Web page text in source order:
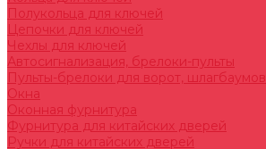
Полукольца для ключей
Цепочки для ключей
Чехлы для ключей
Автосигнализация, брелоки-пульты
Пульты-брелоки для ворот, шлагбаумов
Окна
Оконная фурнитура
Фурнитура для китайских дверей
Ручки для китайских дверей